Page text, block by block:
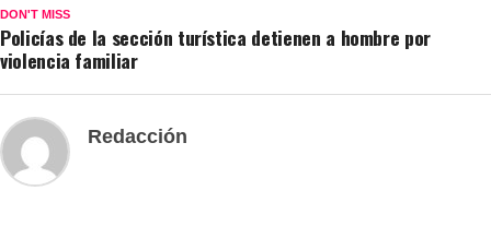
DON'T MISS
Policías de la sección turística detienen a hombre por
violencia familiar
Redacción